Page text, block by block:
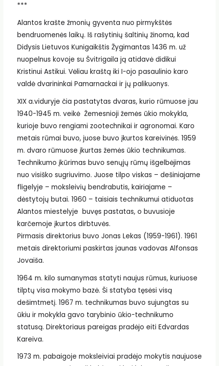
***
Alantos krašte žmonių gyventa nuo pirmykštės
bendruomenės laikų. Iš rašytinių šaltinių žinoma, kad
Didysis Lietuvos Kunigaikštis Žygimantas 1436 m. už
nuopelnus kovoje su Švitrigaila ją atidavė didikui
Kristinui Astikui. Vėliau kraštą iki I-ojo pasaulinio karo
valdė dvarininkai Pamarnackai ir jų palikuonys.
XIX a.viduryje čia pastatytas dvaras, kurio rūmuose jau
1940-1945 m. veikė Žemesnioji žemės ūkio mokykla,
kurioje buvo rengiami zootechnikai ir agronomai. Karo
metais rūmai buvo, juose buvo įkurtos kareivinės. 1959
m. dvaro rūmuose įkurtas žemės ūkio technikumas.
Technikumo įkūrimas buvo senųjų rūmų išgelbėjimas
nuo visiško sugriuvimo. Juose tilpo viskas – dešiniajame
fligelyje – moksleivių bendrabutis, kairiajame –
dėstytojų butai. 1960 – taisiais technikumui atiduotas
Alantos miestelyje buvęs pastatas, o buvusioje
karčemoje įkurtos dirbtuvės.
Pirmasis direktorius buvo Jonas Lekas (1959-1961). 1961
metais direktoriumi paskirtas jaunas vadovas Alfonsas
Jovaiša.
1964 m. kilo sumanymas statyti naujus rūmus, kuriuose
tilptų visa mokymo bazė. Ši statyba tęsėsi visą
dešimtmetį. 1967 m. technikumas buvo sujungtas su
ūkiu ir mokykla gavo tarybinio ūkio-technikumo
statusą. Direktoriaus pareigas pradėjo eiti Edvardas
Kareiva.
1973 m. pabaigoje moksleiviai pradėjo mokytis naujuose